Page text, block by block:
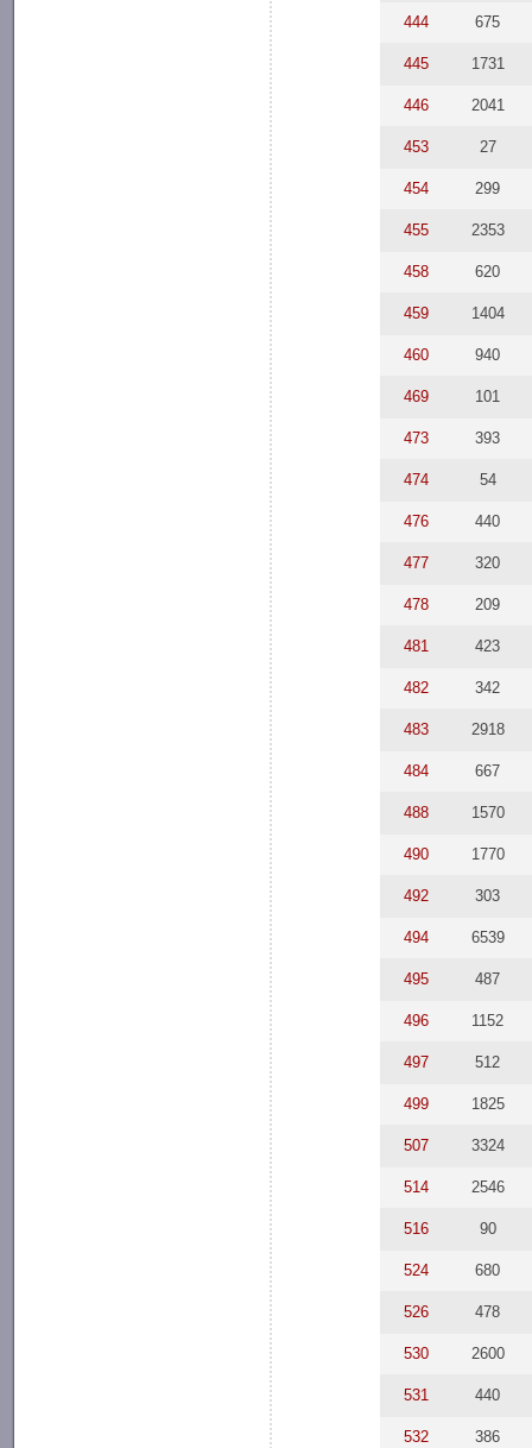
444 675
445 1731
446 2041
453 27
454 299
455 2353
458 620
459 1404
460 940
469 101
473 393
474 54
476 440
477 320
478 209
481 423
482 342
483 2918
484 667
488 1570
490 1770
492 303
494 6539
495 487
496 1152
497 512
499 1825
507 3324
514 2546
516 90
524 680
526 478
530 2600
531 440
532 386